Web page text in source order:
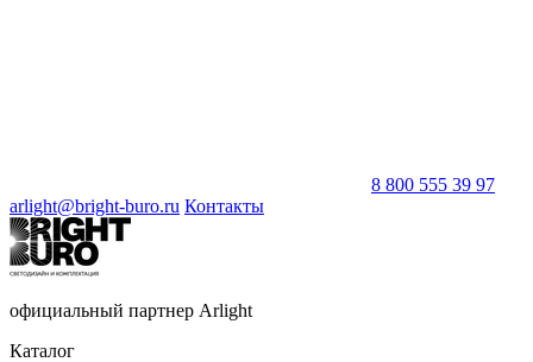
8 800 555 39 97
arlight@bright-buro.ru Контакты
официальный партнер Arlight
Каталог